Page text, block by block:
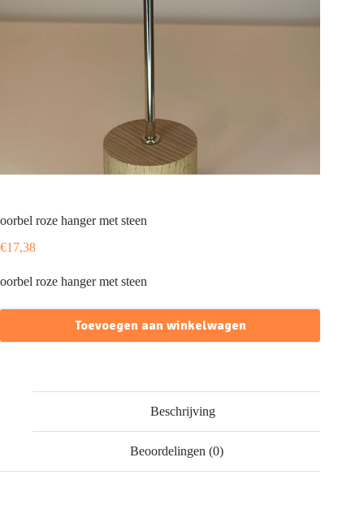
oorbel roze hanger met steen
€17,38
oorbel roze hanger met steen
Toevoegen aan winkelwagen
Beschrijving
Beoordelingen (0)